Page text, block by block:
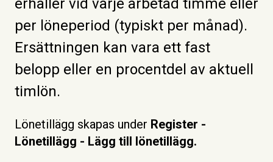
erhåller vid varje arbetad timme eller
per löneperiod (typiskt per månad).
Ersättningen kan vara ett fast
belopp eller en procentdel av aktuell
timlön.
Lönetillägg skapas under Register -
Lönetillägg - Lägg till lönetillägg.